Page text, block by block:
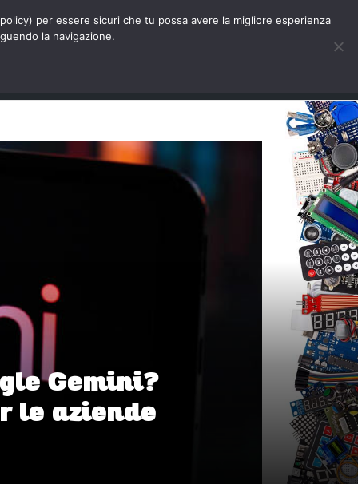
Gemini?
le aziende
per essere sicuri che tu possa avere la migliore esperienza
la navigazione.